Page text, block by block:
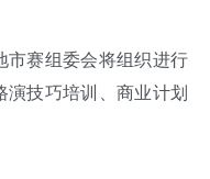
赛组委会将组织进行
技巧培训、商业计划